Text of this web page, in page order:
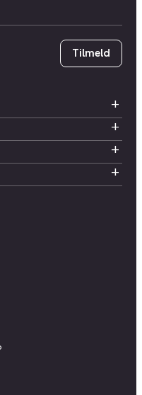
Tilmeld